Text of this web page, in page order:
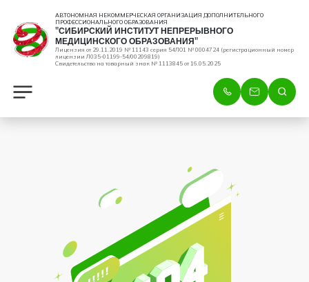
АВТОНОМНАЯ НЕКОММЕРЧЕСКАЯ ОРГАНИЗАЦИЯ ДОПОЛНИТЕЛЬНОГО
ПРОФЕССИОНАЛЬНОГО ОБРАЗОВАНИЯ
"СИБИРСКИЙ ИНСТИТУТ НЕПРЕРЫВНОГО
МЕДИЦИНСКОГО ОБРАЗОВАНИЯ"
Лицензия от 29.11.2019 № 11143 серия 54ЛО1 № 0004724 (регистрационный номер
лицензии Л035-01199-54/00209819)
Свидетельство на товарный знак № 1113845 от 16.05.2025